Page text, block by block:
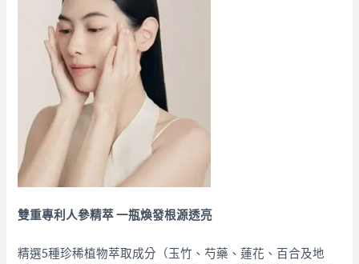
雙重專利人參精萃 一瓶煥發根源透亮
精選5種珍稀植物萃取成分（玉竹、芍藥、蓮花、百合及地